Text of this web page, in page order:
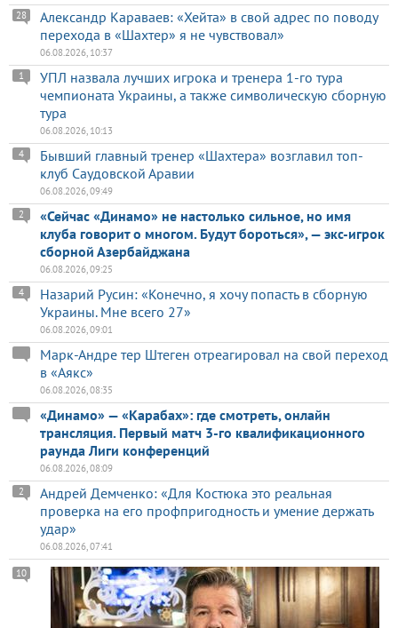
Александр Караваев: «Хейта» в свой адрес по поводу
перехода в «Шахтер» я не чувствовал»
28
06.08.2026, 10:37
УПЛ назвала лучших игрока и тренера 1-го тура
чемпионата Украины, а также символическую сборную
тура
1
06.08.2026, 10:13
Бывший главный тренер «Шахтера» возглавил топ-
клуб Саудовской Аравии
4
06.08.2026, 09:49
«Сейчас «Динамо» не настолько сильное, но имя
клуба говорит о многом. Будут бороться», — экс-игрок
сборной Азербайджана
2
06.08.2026, 09:25
Назарий Русин: «Конечно, я хочу попасть в сборную
Украины. Мне всего 27»
4
06.08.2026, 09:01
Марк-Андре тер Штеген отреагировал на свой переход
в «Аякс»
06.08.2026, 08:35
«Динамо» — «Карабах»: где смотреть, онлайн
трансляция. Первый матч 3-го квалификационного
раунда Лиги конференций
06.08.2026, 08:09
Андрей Демченко: «Для Костюка это реальная
проверка на его профпригодность и умение держать
удар»
2
06.08.2026, 07:41
10